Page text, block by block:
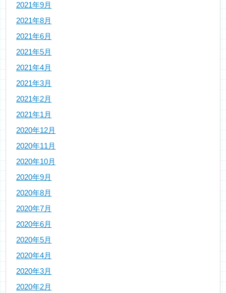
2021年9月
2021年8月
2021年6月
2021年5月
2021年4月
2021年3月
2021年2月
2021年1月
2020年12月
2020年11月
2020年10月
2020年9月
2020年8月
2020年7月
2020年6月
2020年5月
2020年4月
2020年3月
2020年2月